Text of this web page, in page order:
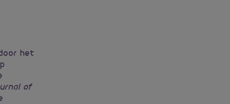
het
of